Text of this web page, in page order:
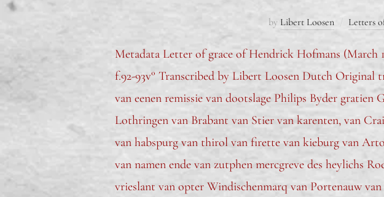
by Libert Loosen Letters
Metadata Letter of grace of Hendrick Hofmans (March
f.92-93v° Transcribed by Libert Loosen Dutch
van eenen remissie van dootslage Philips Byder
Lothringen van Brabant van Stier van karenten, van
van habspurg van thirol van firette van kieburg van
van namen ende van zutphen mercgreve des heylichs
vrieslant van opter Windischenmarq van Portenauw